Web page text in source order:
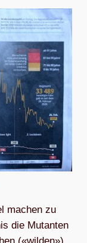
machen zu
die Mutan­ten